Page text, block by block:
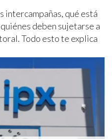
intercampañas, qué está
deben sujetarse a
Todo esto te explica